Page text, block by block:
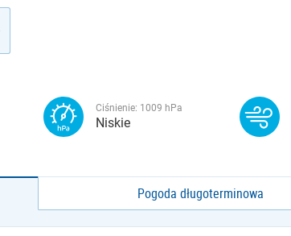
Ciśnienie: 1009 hPa
Niskie
Pogoda długoterminowa